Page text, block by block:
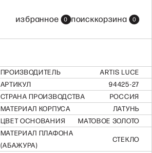
смотреть все бренды
все бренды
избранное 0 поисккорзина 0
ПРОИЗВОДИТЕЛЬ
ARTIS LUCE
АРТИКУЛ
94425-27
СТРАНА ПРОИЗВОДСТВА
РОССИЯ
МАТЕРИАЛ КОРПУСА
ЛАТУНЬ
ЦВЕТ ОСНОВАНИЯ
МАТОВОЕ ЗОЛОТО
МАТЕРИАЛ ПЛАФОНА
(АБАЖУРА)
СТЕКЛО